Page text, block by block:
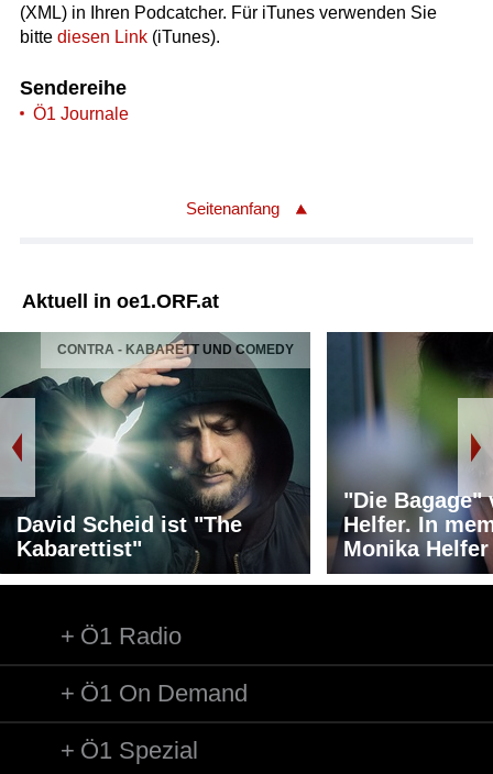
(XML) in Ihren Podcatcher. Für iTunes verwenden Sie
bitte diesen Link(iTunes).
Sendereihe
Ö1 Journale
Seitenanfang
Aktuell in oe1.ORF.at
CONTRA - KABARETT UND COMEDY
David Scheid ist "The
Kabarettist"
"Die Bagage"
Helfer. In
Monika Helfer
Ö1 Radio
Ö1 On Demand
Ö1 Spezial